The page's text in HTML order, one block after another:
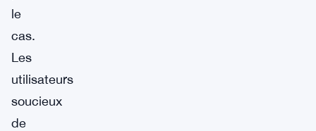
le
cas.
Les
utilisateurs
soucieux
de